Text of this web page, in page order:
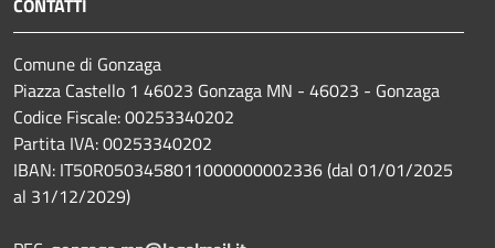
CONTATTI
Comune di Gonzaga
Piazza Castello 1 46023 Gonzaga MN - 46023 - Gonzaga
Codice Fiscale: 00253340202
Partita IVA: 00253340202
IBAN: IT50R0503458011000000002336 (dal 01/01/2025
al 31/12/2029)